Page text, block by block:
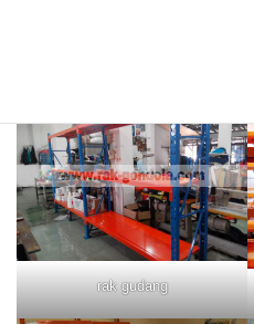
rak gudang